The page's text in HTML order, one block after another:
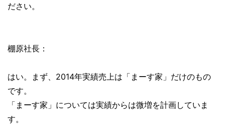
ださい。
棚原社長：
はい。まず、2014年実績売上は「まーす家」だけのもの
です。
「まーす家」については実績からは微増を計画していま
す。